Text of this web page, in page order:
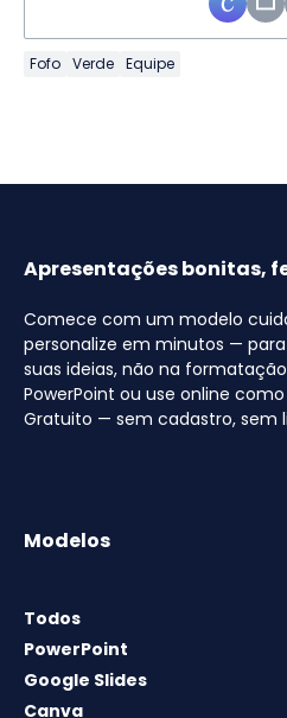
Fofo Verde Equipe
Apresentações bonitas,
Comece com um modelo
personalize em minutos —
suas ideias, não na
PowerPoint ou use online
Gratuito — sem cadastro, sem
Modelos
Todos
PowerPoint
Google Slides
Canva